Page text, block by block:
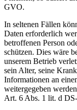
GVO.
In seltenen Fällen
Daten erforderlich
betroffenen Person
schützen. Dies wäre
unserem Betrieb
sein Alter, seine
Informationen an
weitergegeben
Art. 6 Abs. 1 lit. d